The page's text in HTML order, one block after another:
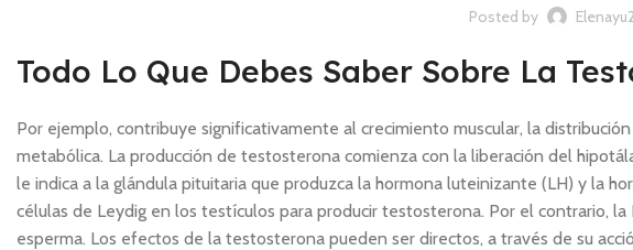
Posted by
Todo Lo Que Debes Saber Sobre La
Por ejemplo, contribuye significativamente al crecimiento muscular, la
metabólica. La producción de testosterona comienza con la liberación del
le indica a la glándula pituitaria que produzca la hormona luteinizante (LH) y la
células de Leydig en los testículos para producir testosterona. Por el contrario,
esperma. Los efectos de la testosterona pueden ser directos, a través de su